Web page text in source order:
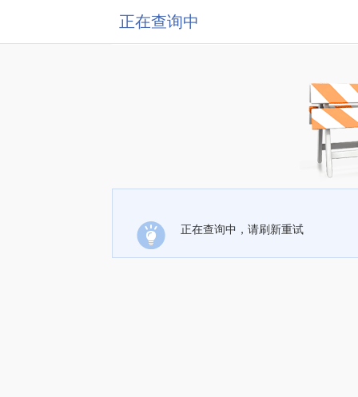
正在查询中
正在查询中，请刷新重试